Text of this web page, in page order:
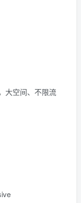
大空间、不限流